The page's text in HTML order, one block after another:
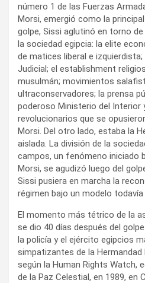
número 1 de las Fuerzas
Morsi, emergió como la
golpe, Sissi aglutinó en torno
la sociedad egipcia: la elite
de matices liberal e
Judicial; el establishment
musulmán; movimientos
ultraconservadores; la prensa
poderoso Ministerio del Interior
revolucionarios que se
Morsi. Del otro lado, estaba la
aislada. La división de la
campos, un fenómeno iniciado
Morsi, se agudizó luego del
Sissi pusiera en marcha la
régimen bajo un modelo
El momento más tétrico de la
se dio 40 días después del
la policía y el ejército egipcios
simpatizantes de la Hermandad
según la Human Rights Watch,
de la Paz Celestial, en 1989, en